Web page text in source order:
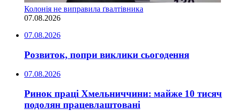
Колонія не виправила ґвалтівника
07.08.2026
07.08.2026
Розвиток, попри виклики сьогодення
07.08.2026
Ринок праці Хмельниччини: майже 10 тисяч
подолян працевлаштовані